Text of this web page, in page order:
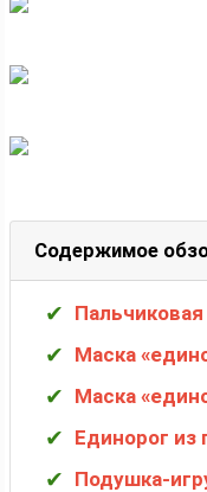
Содержимое
Маска
Маска
Единорог из
Подушка-